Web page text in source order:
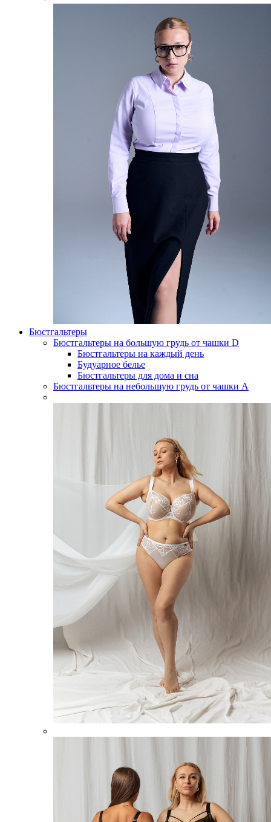
Бюстгальтеры
Бюстгальтеры на большую грудь от чашки D
Бюстгальтеры на каждый день
Будуарное белье
Бюстгальтеры для дома и сна
Бюстгальтеры на небольшую грудь от чашки А